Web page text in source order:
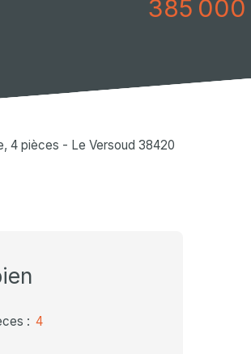
385 000
4 pièces - Le Versoud 38420
: 4